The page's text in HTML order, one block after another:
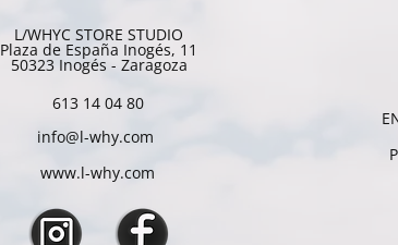
L/WHYC STORE STUDIO
Plaza de España Inogés, 11
50323 Inogés - Zaragoza
613 14 04 80
info@l-why.com
www.l-why.com